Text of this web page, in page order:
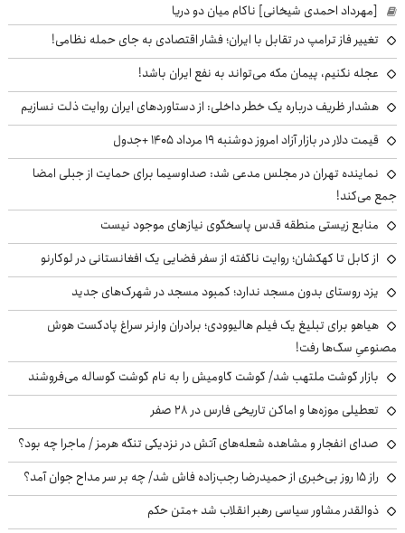
[مهرداد احمدی شیخانی] ناکام میان دو دریا
تغییر فاز ترامپ در تقابل با ایران؛ فشار اقتصادی به جای حمله نظامی!
عجله نکنیم، پیمان مکه می‌تواند به نفع ایران باشد!
هشدار ظریف درباره یک خطر داخلی: از دستاوردهای ایران روایت ذلت نسازیم
قیمت دلار در بازار آزاد امروز دوشنبه ۱۹ مرداد ۱۴۰۵ +جدول
نماینده تهران در مجلس مدعی شد: صداوسیما برای حمایت از جبلی امضا
جمع می‌کند!
منابع زیستی منطقه قدس پاسخگوی نیازهای موجود نیست
از کابل تا کهکشان؛ روایت ناگفته از سفر فضایی یک افغانستانی در لوکارنو
یزد روستای بدون مسجد ندارد؛ کمبود مسجد در شهرک‌های جدید
هیاهو برای تبلیغ یک فیلم هالیوودی؛ برادران وارنر سراغ پادکست هوش
مصنوعیِ سگ‌ها رفت!
بازار گوشت ملتهب شد/ گوشت گاومیش را به نام گوشت گوساله می‌فروشند
تعطیلی موزه‌ها و اماکن تاریخی فارس در ۲۸ صفر
صدای انفجار و مشاهده شعله‌های آتش در نزدیکی تنگه هرمز / ماجرا چه بود؟
راز ۱۵ روز بی‌خبری از حمیدرضا رجب‌زاده فاش شد/ چه بر سر مداح جوان آمد؟
ذوالقدر مشاور سیاسی رهبر انقلاب شد +متن حکم